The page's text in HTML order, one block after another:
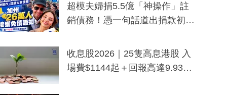
超模夫婦捐5.5億「神操作」註
銷債務！憑一句話道出捐款初
一度被誤當詐騙手段
收息股2026｜25隻高息港股 入
場費$1144起＋回報高達9.93